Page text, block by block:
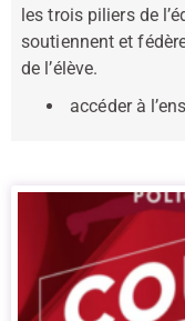
les trois piliers de
soutiennent et
de l’élève.
accéder à